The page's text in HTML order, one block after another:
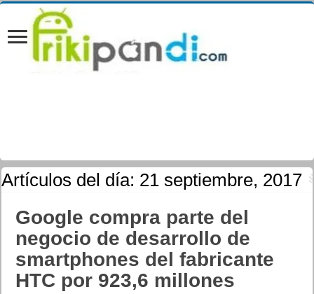
Artículos del día: 21 septiembre, 2017
Google compra parte del
negocio de desarrollo de
smartphones del fabricante
HTC por 923,6 millones